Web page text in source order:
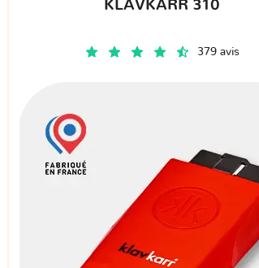
KLAVKARR 310
379 avis